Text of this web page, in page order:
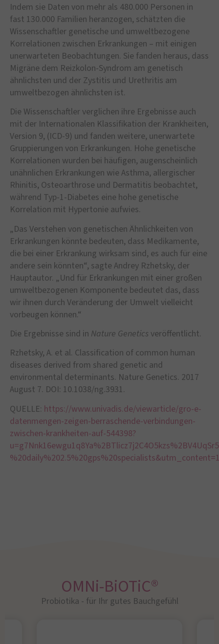
Indem sie Daten von mehr als 480.000 Personen in
fast 130.000 Familien heranzogen, schätzten die
Wissenschaftler genetische und umweltbezogene
Korrelationen zwischen Erkrankungen – mit einigen
unerwarteten Beobachtungen. Sie fanden heraus, dass
Migräne dem Reizkolon-Syndrom am genetisch
ähnlichsten und der Zystitis und Urethritis am
umweltbezogen ähnlichsten ist.
Die Wissenschaftler verglichen ihre Ergebnisse auch
mit der Internationalen Klassifikation der Krankheiten,
Version 9, (ICD-9) und fanden weitere, unerwartete
Gruppierungen von Erkrankungen. Hohe genetische
Korrelationen wurden bei häufigen, augenscheinlich
unähnlichen Erkrankungen wie Asthma, allergischer
Rhinitis, Osteoarthrose und Dermatitis beobachtet,
während Typ-1-Diabetes eine hohe genetische
Korrelation mit Hypertonie aufwies.
„Das Verstehen von genetischen Ähnlichkeiten von
Erkrankungen könnte bedeuten, dass Medikamente,
die bei einer Erkrankung wirksam sind, es auch für eine
andere sein könnten“, sagte Andrey Rzhetsky, der
Hauptautor. „Und für Erkrankungen mit einer großen
umweltbezogenen Komponente bedeutet das, dass
wir ihnen durch Veränderung der Umwelt vielleicht
vorbeugen können.“
Die Ergebnisse sind in Nature Genetics veröffentlicht.
Rzhetsky, A. et al. Classification of common human
diseases derived from shared genetic and
environmental determinants. Nature Genetics. 2017
August 7. DOI: 10.1038/ng.3931.
QUELLE: https://www.univadis.de/viewarticle/gro-e-
datenmengen-zeigen-berraschende-verbindungen-
zwischen-krankheiten-auf-544398?
OMNi-BiOTiC®
Probiotika - für Ihr gutes Bauchgefühl​